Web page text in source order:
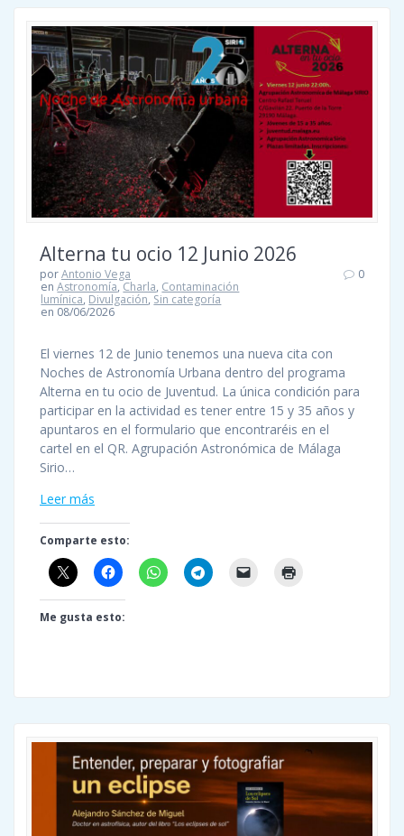
Alterna tu ocio 12 Junio 2026
porAntonio Vega
enAstronomía, Charla, Contaminación
lumínica, Divulgación, Sin categoría
en 08/06/2026
0
El viernes 12 de Junio tenemos una nueva cita con
Noches de Astronomía Urbana dentro del programa
Alterna en tu ocio de Juventud. La única condición para
participar en la actividad es tener entre 15 y 35 años y
apuntaros en el formulario que encontraréis en el
cartel en el QR. Agrupación Astronómica de Málaga
Sirio…
Leer más
Comparte esto:
Me gusta esto: